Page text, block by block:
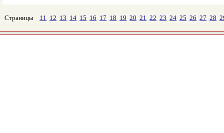
Страницы 11 12 13 14 15 16 17 18 19 20 21 22 23 24 25 26 27 28